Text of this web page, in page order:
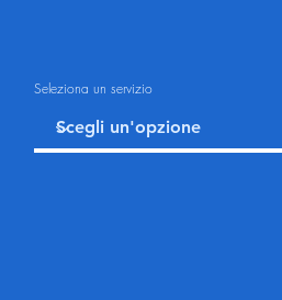
Seleziona un servizio